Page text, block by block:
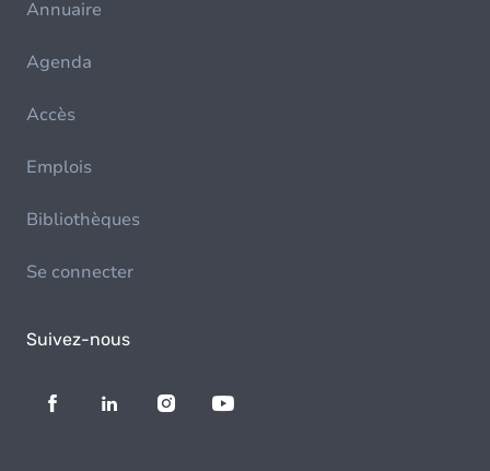
Annuaire
Agenda
Accès
Emplois
Bibliothèques
Se connecter
Suivez-nous